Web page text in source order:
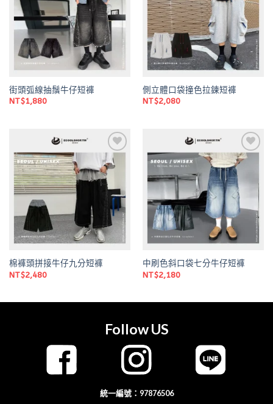
街頭弧線抽鬚牛仔短褲
NT$1,880
側立體口袋撞色拉鍊短褲
NT$2,080
Add to
wishlist
棉褲頭拼接牛仔九分短褲
NT$2,480
Add to
wishlist
中刷色斜口袋七分牛仔短褲
NT$2,180
Follow US
統一編號：97876506